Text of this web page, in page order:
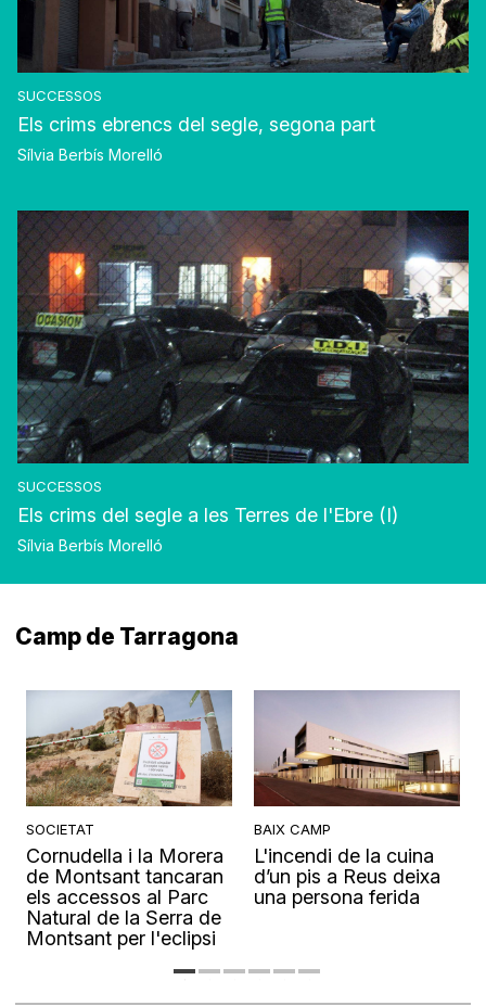
SUCCESSOS
Els crims ebrencs del segle, segona part
Sílvia Berbís Morelló
SUCCESSOS
Els crims del segle a les Terres de l'Ebre (I)
Sílvia Berbís Morelló
Camp de Tarragona
SOCIETAT
Cornudella i la Morera
de Montsant tancaran
els accessos al Parc
Natural de la Serra de
Montsant per l'eclipsi
BAIX CAMP
L'incendi de la cuina
d’un pis a Reus deixa
una persona ferida